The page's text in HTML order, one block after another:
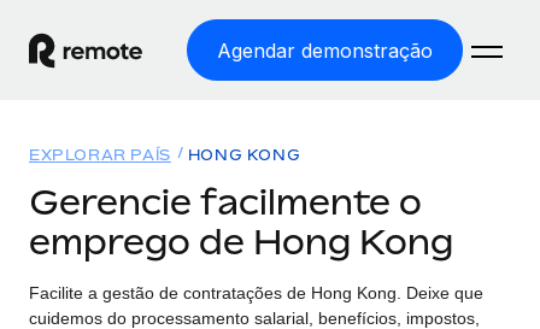
Agendar demonstração
EMPREGO GLOBAL
Processamento Salarial
Processamento salarial fácil e em conformidade
Soluções
COBERTURA GLOBAL
Preçário
EXPLORAR PAÍS HONG KONG
Gerencie facilmente o
emprego de Hong Kong
Facilite a gestão de contratações de Hong Kong. Deixe que
cuidemos do processamento salarial, benefícios, impostos,